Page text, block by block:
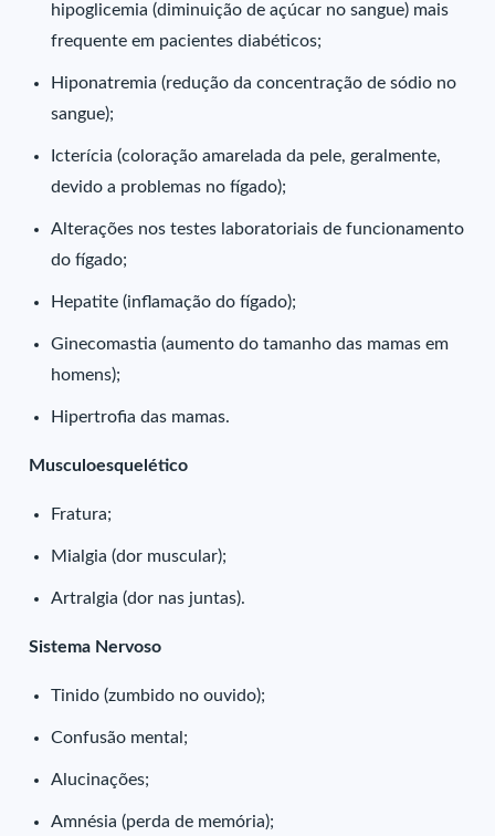
hipoglicemia (diminuição de açúcar no sangue) mais
frequente em pacientes diabéticos;
Hiponatremia (redução da concentração de sódio no
sangue);
Icterícia (coloração amarelada da pele, geralmente,
devido a problemas no fígado);
Alterações nos testes laboratoriais de funcionamento
do fígado;
Hepatite (inflamação do fígado);
Ginecomastia (aumento do tamanho das mamas em
homens);
Hipertrofia das mamas.
Musculoesquelético
Fratura;
Mialgia (dor muscular);
Artralgia (dor nas juntas).
Sistema Nervoso
Tinido (zumbido no ouvido);
Confusão mental;
Alucinações;
Amnésia (perda de memória);